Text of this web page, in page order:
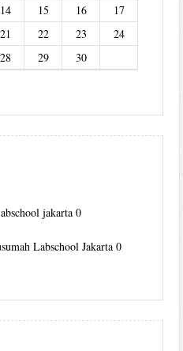
14 15 16
17
21 22 23
24
28 29
30
jakarta 0
Labschool Jakarta 0